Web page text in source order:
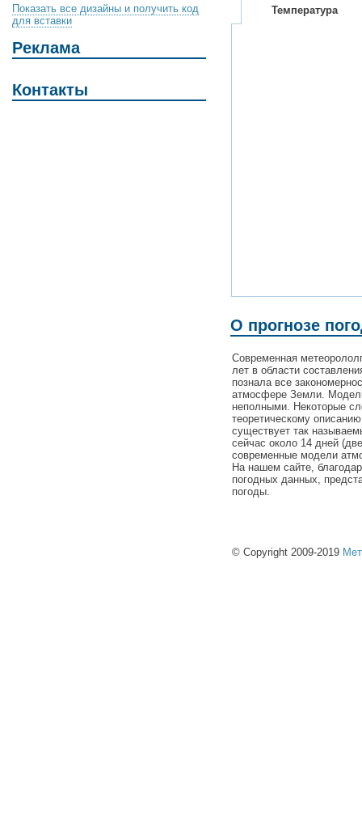
Показать все дизайны и получить код
для вставки
Реклама
Контакты
Температура
О прогнозе
Современная
лет в области
познала все
атмосфере Земли.
неполными. Некоторые
теоретическому
существует так
сейчас около 14 дней
современные модели
На нашем сайте,
погодных данных,
погоды.
© Copyright 2009-2019